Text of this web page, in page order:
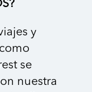
y
se
nuestra